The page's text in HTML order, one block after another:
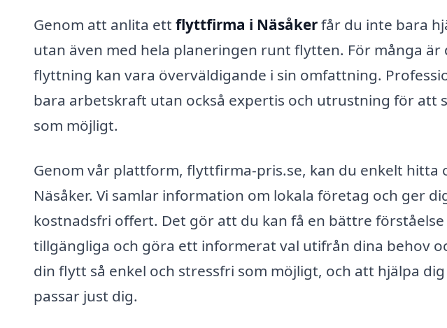
Genom att anlita ett flyttfirma i Näsåkerfår du inte bara
utan även med hela planeringen runt flytten. För många
flyttning kan vara överväldigande i sin omfattning.
bara arbetskraft utan också expertis och utrustning för att
som möjligt.
Genom vår plattform, flyttfirma-pris.se, kan du enkelt
Näsåker. Vi samlar information om lokala företag och ger
kostnadsfri offert. Det gör att du kan få en bättre
tillgängliga och göra ett informerat val utifrån dina behov
din flytt så enkel och stressfri som möjligt, och att hjälpa
passar just dig.